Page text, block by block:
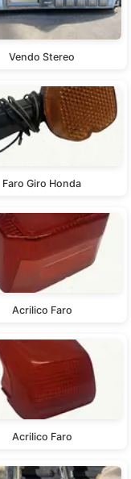
Vendo Stereo
Faro Giro Honda
Acrilico Faro
Acrilico Faro